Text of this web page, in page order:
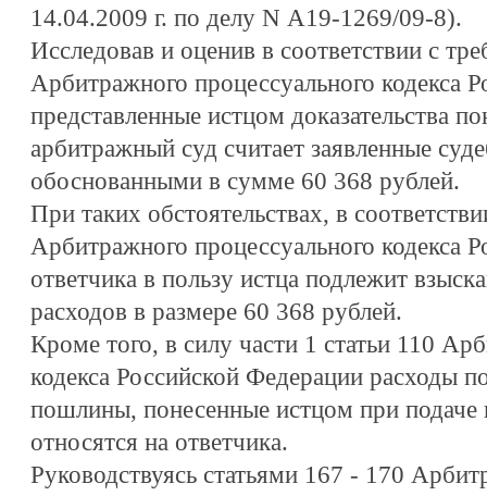
14.04.2009 г. по делу N А19-1269/09-8).
Исследовав и оценив в соответствии с
Арбитражного процессуального кодекса
представленные истцом доказательства
арбитражный суд считает заявленные
обоснованными в сумме 60 368 рублей.
При таких обстоятельствах, в
Арбитражного процессуального кодекса
ответчика в пользу истца подлежит
расходов в размере 60 368 рублей.
Кроме того, в силу части 1 статьи 110
кодекса Российской Федерации расходы
пошлины, понесенные истцом при подаче
относятся на ответчика.
Руководствуясь статьями 167 - 170